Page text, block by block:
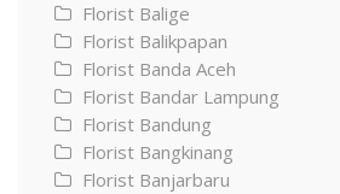
Florist Balige
Florist Balikpapan
Florist Banda Aceh
Florist Bandar Lampung
Florist Bandung
Florist Bangkinang
Florist Banjarbaru